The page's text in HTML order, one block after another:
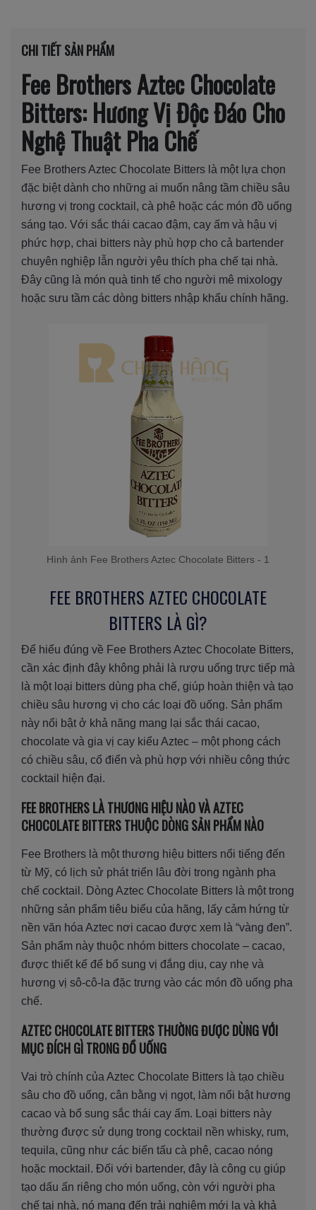
CHI TIẾT SẢN PHẨM
Fee Brothers Aztec Chocolate
Bitters: Hương Vị Độc Đáo Cho
Nghệ Thuật Pha Chế
Fee Brothers Aztec Chocolate Bitters là một lựa chọn
đặc biệt dành cho những ai muốn nâng tầm chiều sâu
hương vị trong cocktail, cà phê hoặc các món đồ uống
sáng tạo. Với sắc thái cacao đậm, cay ấm và hậu vị
phức hợp, chai bitters này phù hợp cho cả bartender
chuyên nghiệp lẫn người yêu thích pha chế tại nhà.
Đây cũng là món quà tinh tế cho người mê mixology
hoặc sưu tầm các dòng bitters nhập khẩu chính hãng.
Hình ảnh Fee Brothers Aztec Chocolate Bitters - 1
FEE BROTHERS AZTEC CHOCOLATE
BITTERS LÀ GÌ?
Để hiểu đúng về Fee Brothers Aztec Chocolate Bitters,
cần xác định đây không phải là rượu uống trực tiếp mà
là một loại bitters dùng pha chế, giúp hoàn thiện và tạo
chiều sâu hương vị cho các loại đồ uống. Sản phẩm
này nổi bật ở khả năng mang lại sắc thái cacao,
chocolate và gia vị cay kiểu Aztec – một phong cách
có chiều sâu, cổ điển và phù hợp với nhiều công thức
cocktail hiện đại.
FEE BROTHERS LÀ THƯƠNG HIỆU NÀO VÀ AZTEC
CHOCOLATE BITTERS THUỘC DÒNG SẢN PHẨM NÀO
Fee Brothers là một thương hiệu bitters nổi tiếng đến
từ Mỹ, có lịch sử phát triển lâu đời trong ngành pha
chế cocktail. Dòng Aztec Chocolate Bitters là một trong
những sản phẩm tiêu biểu của hãng, lấy cảm hứng từ
nền văn hóa Aztec nơi cacao được xem là “vàng đen”.
Sản phẩm này thuộc nhóm bitters chocolate – cacao,
được thiết kế để bổ sung vị đắng dịu, cay nhẹ và
hương vị sô-cô-la đặc trưng vào các món đồ uống pha
chế.
AZTEC CHOCOLATE BITTERS THƯỜNG ĐƯỢC DÙNG VỚI
MỤC ĐÍCH GÌ TRONG ĐỒ UỐNG
Vai trò chính của Aztec Chocolate Bitters là tạo chiều
sâu cho đồ uống, cân bằng vị ngọt, làm nổi bật hương
cacao và bổ sung sắc thái cay ấm. Loại bitters này
thường được sử dụng trong cocktail nền whisky, rum,
tequila, cũng như các biến tấu cà phê, cacao nóng
hoặc mocktail. Đối với bartender, đây là công cụ giúp
tạo dấu ấn riêng cho món uống, còn với người pha
chế tại nhà, nó mang đến trải nghiệm mới lạ và khả